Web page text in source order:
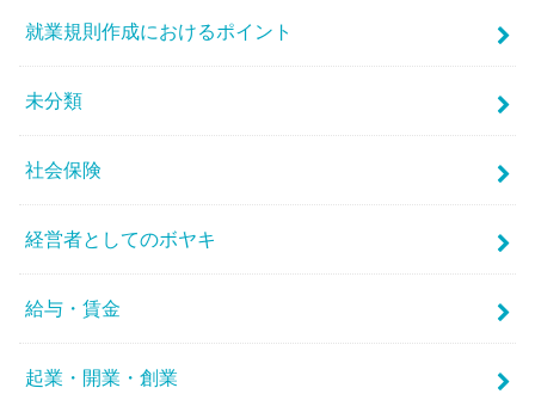
就業規則作成におけるポイント
未分類
社会保険
経営者としてのボヤキ
給与・賃金
起業・開業・創業